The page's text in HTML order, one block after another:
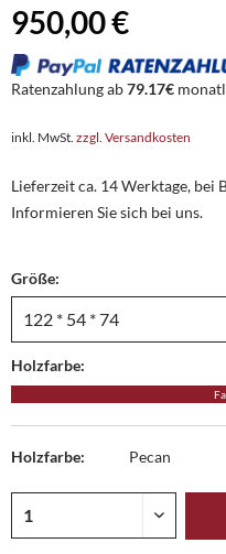
950,00 €
Ratenzahlung ab79.17€
inkl. MwSt. zzgl. Versandkosten
Lieferzeit ca. 14 Werktage, bei
Informieren Sie sich bei uns.
Größe:
Holzfarbe:
Holzfarbe: Pecan